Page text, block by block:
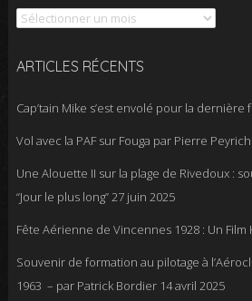
ARTICLES RÉCENTS
Cap’tain Mike s’est envolé pour la dernière
Vol avec la PAF sur Fouga par Pierre
Une Alouette II sur la plage de Rivedoux :
“Jour le plus long”27 juin 2025
Fête Aérienne de Vincennes 1928 : Un Film
Souvenir de formation au pilotage à
1963 – par Patrick Bordier 14 avril 2025